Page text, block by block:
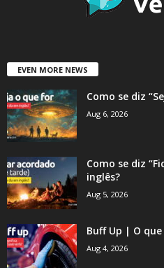
EVEN MORE NEWS
Como se diz
Aug 6, 2026
Como se diz
inglês?
Aug 5, 2026
Buff Up | O
Aug 4, 2026